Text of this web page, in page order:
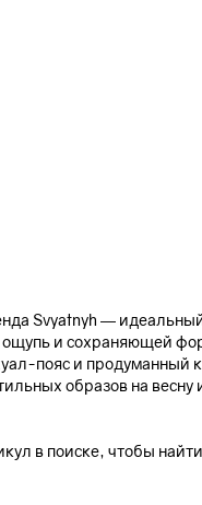
Svyatnyh —
и сохраняющей
пояс и
образов на весну
в поиске, чтобы